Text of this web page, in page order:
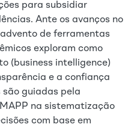
para subsidiar
Ante os avanços no
de ferramentas
exploram como
(business intelligence)
e a confiança
são guiadas pela
na sistematização
com base em